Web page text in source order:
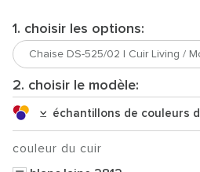
1. choisir les options:
2. choisir le modèle:
échantillons de couleurs
couleur du cuir